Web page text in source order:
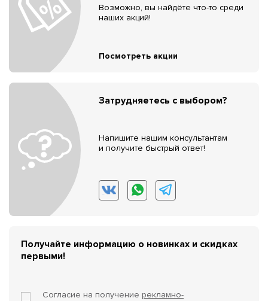
Возможно, вы найдёте что-то среди
наших акций!
Посмотреть акции
Затрудняетесь с выбором?
Напишите нашим консультантам
и получите быстрый ответ!
Получайте информацию о новинках и скидках
первыми!
Согласие на получение рекламно-